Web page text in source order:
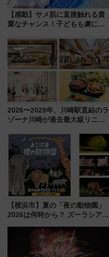
【感動】サメ肌に直接触れる貴
重なチャンス！子どもも虜にな
メのタッチングプール」【夏休
み限定企画】
2026〜2029年、川崎駅直結のラ
ゾーナ川崎が過去最大級リニュ
「いつから何が変わるか」徹底
解説！
【横浜市】夏の「夜の動物園」
2026は何時から？ ズーラシア・
見どころ、限定イベントを徹底